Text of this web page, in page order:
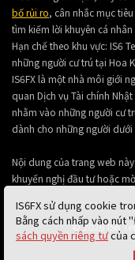
IS6FX sử dụng cookie
Bằng cách nhấp vào nút
sách quyền riêng tưcủa
bố rủi ro, cân nhắc mục
tìm kiếm lời khuyên cá nhân
Hạn chế theo khu vực: IS6
những người cư trú tại Hoa
IS6FX là một nhà môi giới
quan Dịch vụ Tài chính
nhằm vào những người cư
dành cho những người dưới
Nội dung của trang web
khuyến nghị đầu tư hoặc
© 2026 IS6